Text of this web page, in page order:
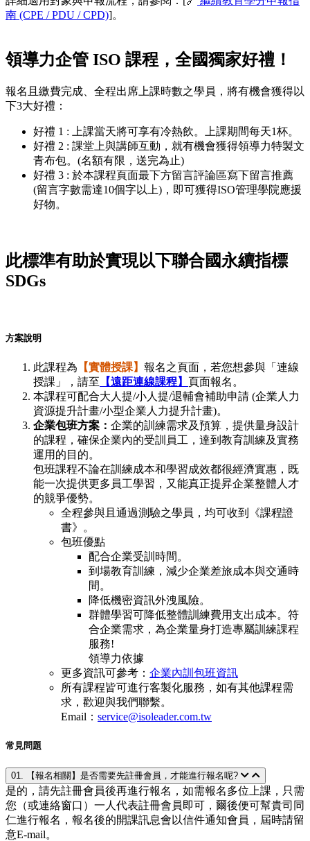
南 (CPE / PDU / CPD)]。
領導力企管 ISO 課程，全國獨家好禮！
報名且繳費完成、全程出席上課時數之學員，將有機會獲得以
下3大好禮：
好禮 1 : 上課當天將可享有冷熱飲。上課期間每天1杯。
好禮 2 : 課堂上與講師互動，就有機會獲得領導力特製文
青布包。(名額有限，送完為止)
好禮 3 : 於本課程頁面最下方留言評論區寫下留言推薦
(留言字數需達10個字以上)，即可獲得ISO管理學院應援
好物。
此標準有助於實現以下聯合國永續指標
SDGs
方案說明
此課程為 【實體授課】 報名之頁面，若您想參與「連線
授課」，請至 【遠距連線課程】 頁面報名。
本課程可配合大人提/小人提/退輔會補助申請 (企業人力
資源提升計畫/小型企業人力提升計畫)。
企業包班方案： 企業的訓練需求及預算，提供量身設計
的課程，確保企業內的受訓員工，達到教育訓練及實務
運用的目的。
包班課程不論在訓練成本和學習成效都很經濟實惠，既
能一次提供更多員工學習，又能真正提昇企業整體人才
的競爭優勢。
全程參與且通過測驗之學員，均可收到《課程證
書》。
包班優點
配合企業受訓時間。
到場教育訓練，減少企業差旅成本與交通時
間。
降低機密資訊外洩風險。
群體學習可降低整體訓練費用支出成本。符
合企業需求，為企業量身打造專屬訓練課程
服務!
領導力依據
更多資訊可參考： 企業內訓包班資訊
所有課程皆可進行客製化服務，如有其他課程需
求，歡迎與我們聯繫。
Email： service@isoleader.com.tw
常見問題
01. 【報名相關】是否需要先註冊會員，才能進行報名呢?
是的，請先註冊會員後再進行報名，如需報名多位上課，只需
您（或連絡窗口）一人代表註冊會員即可，爾後便可幫貴司同
仁進行報名，報名後的開課訊息會以信件通知會員，屆時請留
意E-mail。